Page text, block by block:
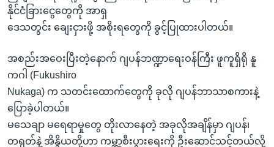
နိုင်ငံခြားငွေတွေကို အာရှ
ဒေသတွင်း ချေးငှားဖို့ အစိုးရတွေကို ခွင့်ပြုထားပါတယ်။
အစည်းအဝေးပြီးတဲ့နောက် ဂျပန်ဘဏ္ဍာရေးဝန်ကြီး ဖူကူရှိရို နူ
ကဂါ (Fukushiro
Nukaga) က သတင်းထောက်တွေကို ခုလို ဂျပန်ဘာသာစကားနဲ့
ပြောခဲ့ပါတယ်။
မသေချာ မရေရာမှုတွေ တိုးလာနေတဲ့ အခုလိုအချိန်မှာ ဂျပန်၊
တရုတ်နဲ့ အိန္ဒိယတို့ဟာ ကမ္ဘာ့စီးပွားရေးကို ဦးဆောင်သင့်တယ်လို့